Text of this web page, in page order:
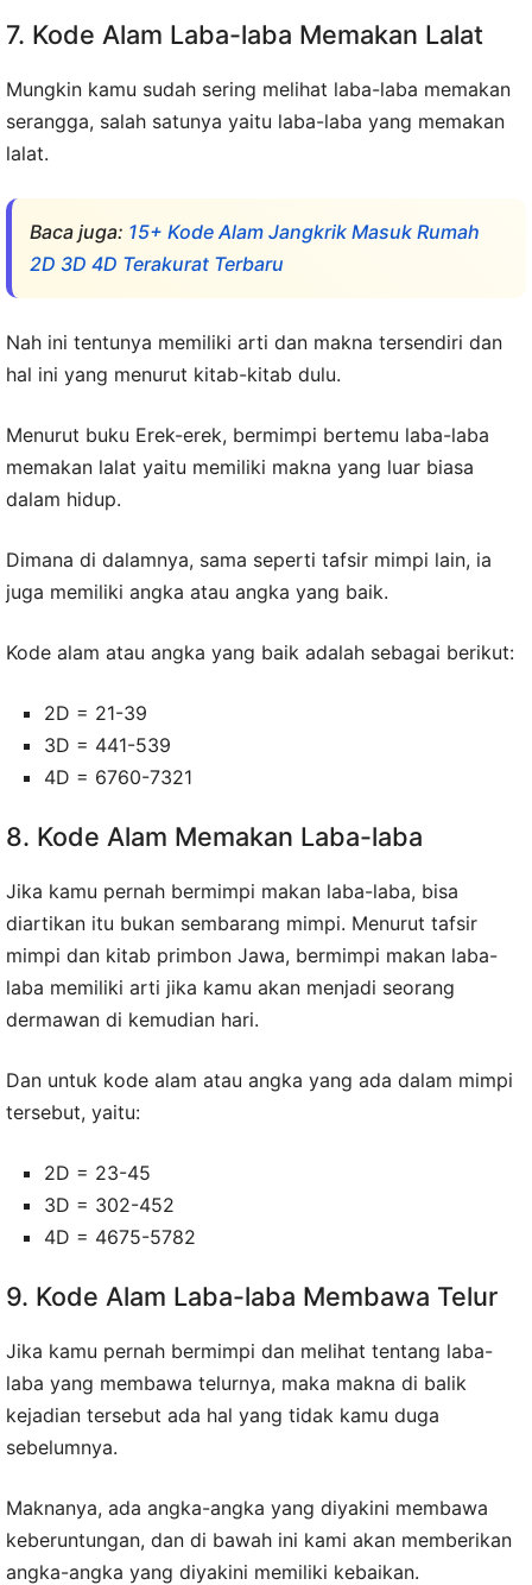
7. Kode Alam Laba-laba Memakan Lalat
Mungkin kamu sudah sering melihat laba-laba memakan
serangga, salah satunya yaitu laba-laba yang memakan
lalat.
Baca juga: 15+ Kode Alam Jangkrik Masuk Rumah
2D 3D 4D Terakurat Terbaru
Nah ini tentunya memiliki arti dan makna tersendiri dan
hal ini yang menurut kitab-kitab dulu.
Menurut buku Erek-erek, bermimpi bertemu laba-laba
memakan lalat yaitu memiliki makna yang luar biasa
dalam hidup.
Dimana di dalamnya, sama seperti tafsir mimpi lain, ia
juga memiliki angka atau angka yang baik.
Kode alam atau angka yang baik adalah sebagai berikut:
2D = 21-39
3D = 441-539
4D = 6760-7321
8. Kode Alam Memakan Laba-laba
Jika kamu pernah bermimpi makan laba-laba, bisa
diartikan itu bukan sembarang mimpi. Menurut tafsir
mimpi dan kitab primbon Jawa, bermimpi makan laba-
laba memiliki arti jika kamu akan menjadi seorang
dermawan di kemudian hari.
Dan untuk kode alam atau angka yang ada dalam mimpi
tersebut, yaitu:
2D = 23-45
3D = 302-452
4D = 4675-5782
9. Kode Alam Laba-laba Membawa Telur
Jika kamu pernah bermimpi dan melihat tentang laba-
laba yang membawa telurnya, maka makna di balik
kejadian tersebut ada hal yang tidak kamu duga
sebelumnya.
Maknanya, ada angka-angka yang diyakini membawa
keberuntungan, dan di bawah ini kami akan memberikan
angka-angka yang diyakini memiliki kebaikan.